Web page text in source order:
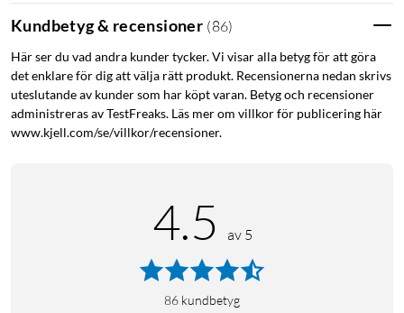
mer kvalitativ fördelning av bandbredden när många Mu-
Mimo och Wifi 6-kompatibla enheter är anslutna. Använder
Wifi 6E (Wireless AX) med upp till 5400 Mb/s i
överföringshastighet, fördelat på tre nätverksband (2402
Mb/s på 6 GHz, 2402 Mb/s på 5 GHz och 574 Mb/s på 2.4
GHz-bandet. Klarar upp till 200 anslutna enheter.
Installeras enkelt via appen TP-link Deco (iOS/Android) eller
via webbgränssnitt. Använder Bluetooth för smidig
kommunikation med telefonen under installationsprocessen. I
appen sköter du inställningar och underhåll som
uppdateringar, enhetsprioritering, gästnätverk och
Kundbetyg & recensioner (86)
Här ser du vad andra kunder tycker. Vi visar alla betyg för att göra
det enklare för dig att välja rätt produkt. Recensionerna nedan skrivs
uteslutande av kunder som har köpt varan. Betyg och recensioner
administreras av TestFreaks. Läs mer om villkor för publicering här
www.kjell.com/se/villkor/recensioner.
4.5 av 5
86 kundbetyg